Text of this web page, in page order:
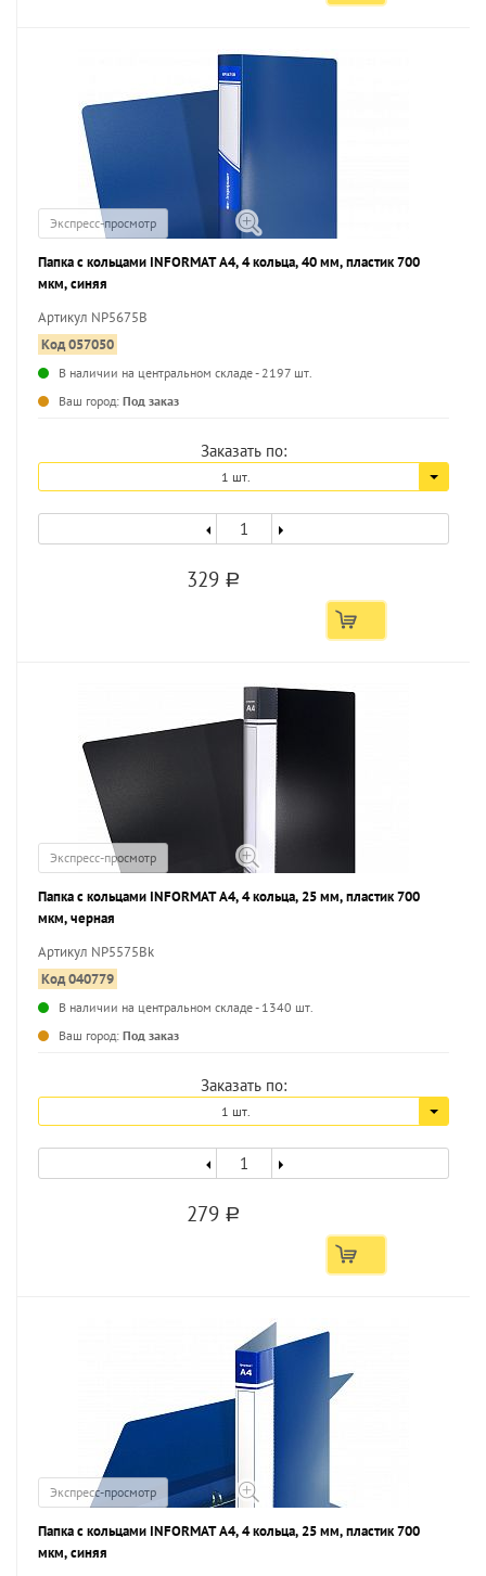
Экспресс-просмотр
Папка с кольцами INFORMAT А4, 4 кольца, 40 мм, пластик 700
мкм, синяя
Артикул NP5675B
Код 057050
В наличии на центральном складе - 2197 шт.
Ваш город: Под заказ
Заказать по:
1 шт.
329 a
Экспресс-просмотр
Папка с кольцами INFORMAT А4, 4 кольца, 25 мм, пластик 700
мкм, черная
Артикул NP5575Bk
Код 040779
В наличии на центральном складе - 1340 шт.
Ваш город: Под заказ
Заказать по:
1 шт.
279 a
Экспресс-просмотр
Папка с кольцами INFORMAT А4, 4 кольца, 25 мм, пластик 700
мкм, синяя